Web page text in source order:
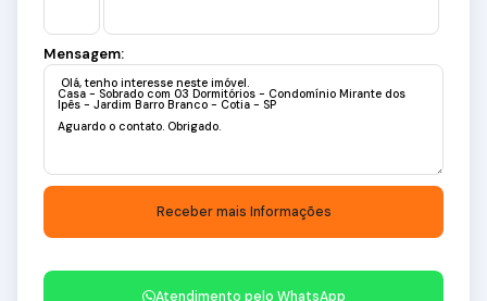
Mensagem:
Atendimento pelo WhatsApp